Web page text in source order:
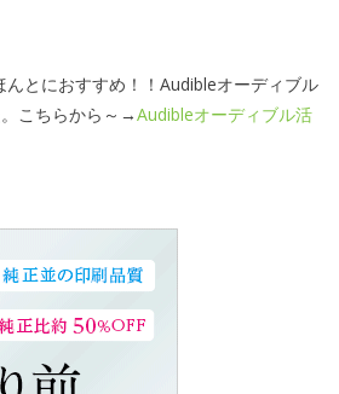
とにおすすめ！！Audibleオーディブル
こちらから～→Audibleオーディブル活